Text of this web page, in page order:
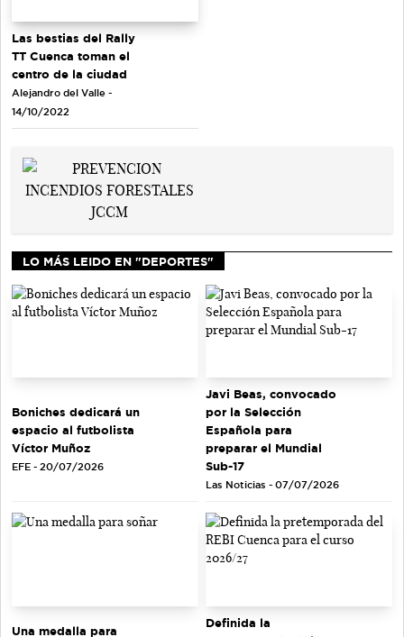
Las bestias del Rally
TT Cuenca toman el
centro de la ciudad
Alejandro del Valle -
14/10/2022
LO MÁS LEIDO EN "DEPORTES"
Boniches dedicará un
espacio al futbolista
Víctor Muñoz
EFE - 20/07/2026
Javi Beas, convocado
por la Selección
Española para
preparar el Mundial
Sub-17
Las Noticias - 07/07/2026
Una medalla para
Definida la